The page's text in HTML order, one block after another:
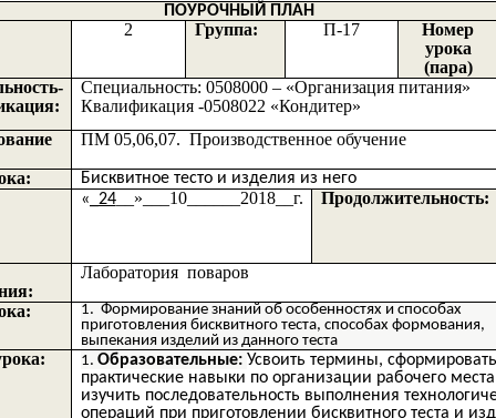
ПОУРОЧНЫЙ ПЛАН
2 Группа: П-17
Номер
урока
(пара)
Специальность: 0508000 – «Организация питания»
Квалификация -0508022 «Кондитер»
ПМ 05,06,07. Производственное обучение
Бисквитное тесто и изделия из него
«_ 24__»___10______2018__г. Продолжительность:
Лаборатория поваров
Формирование знаний об особенностях и способах
приготовления бисквитного теста, способах формования,
выпекания изделий из данного теста
Образовательные: Усвоить термины, сформировать
практические навыки по организации рабочего
изучить последовательность выполнения
операций при приготовлении бисквитного теста и